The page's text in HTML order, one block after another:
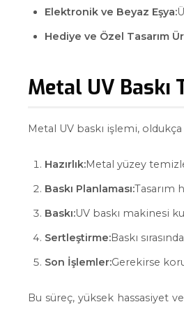
Elektronik ve Beyaz Eşya:
Hediye ve Özel Tasarım
Metal UV Baskı
Metal UV baskı işlemi,
Hazırlık:Metal yüzey
Baskı Planlaması:Tasarım
Baskı:UV baskı makinesi
Sertleştirme:Baskı
Son İşlemler:Gerekirse
Bu süreç, yüksek hassasiyet